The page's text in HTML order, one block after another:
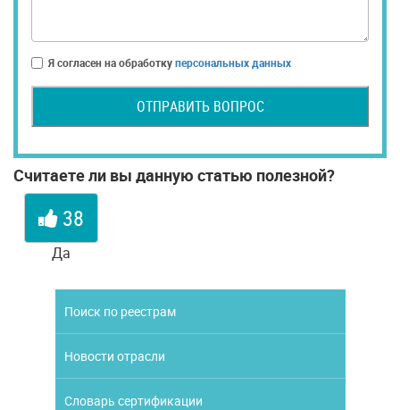
Я согласен на обработкуперсональных данных
ОТПРАВИТЬ ВОПРОС
Считаете ли вы данную статью полезной?
38
Да
Поиск по реестрам
Новости отрасли
Словарь сертификации